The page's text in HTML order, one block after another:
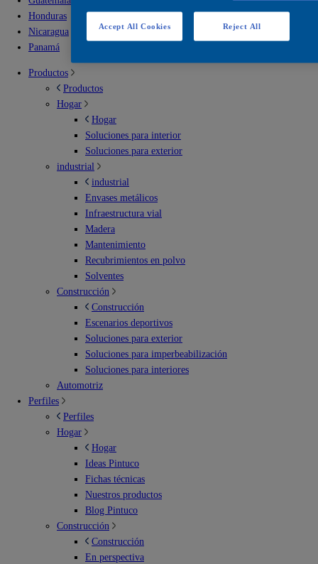
Honduras
Nicaragua
Panamá
Productos
Productos
Hogar
Hogar
Soluciones para interior
Soluciones para exterior
industrial
industrial
Envases metálicos
Infraestructura vial
Madera
Mantenimiento
Recubrimientos en polvo
Solventes
Construcción
Construcción
Escenarios deportivos
Soluciones para exterior
Soluciones para imperbeabilización
Soluciones para interiores
Automotriz
Perfiles
Perfiles
Hogar
Hogar
Ideas Pintuco
Fichas técnicas
Nuestros productos
Blog Pintuco
Construcción
Construcción
En perspectiva
Reject All
Accept All Cookies